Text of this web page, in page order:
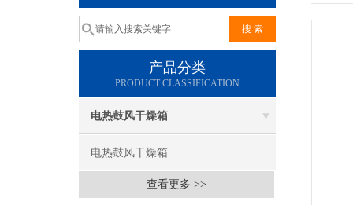
产品分类
PRODUCT CLASSIFICATION
电热鼓风干燥箱
电热鼓风干燥箱
查看更多 >>